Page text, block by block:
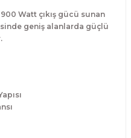
Watt çıkış gücü sunan
geniş alanlarda güçlü